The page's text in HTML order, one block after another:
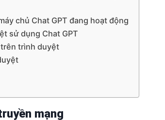
chủ Chat GPT đang hoạt động
sử dụng Chat GPT
trình duyệt
mạng